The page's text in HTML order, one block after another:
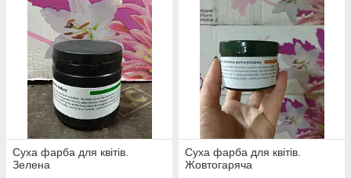
Суха фарба для квітів.
Зелена
Суха фарба для квітів.
Жовтогаряча